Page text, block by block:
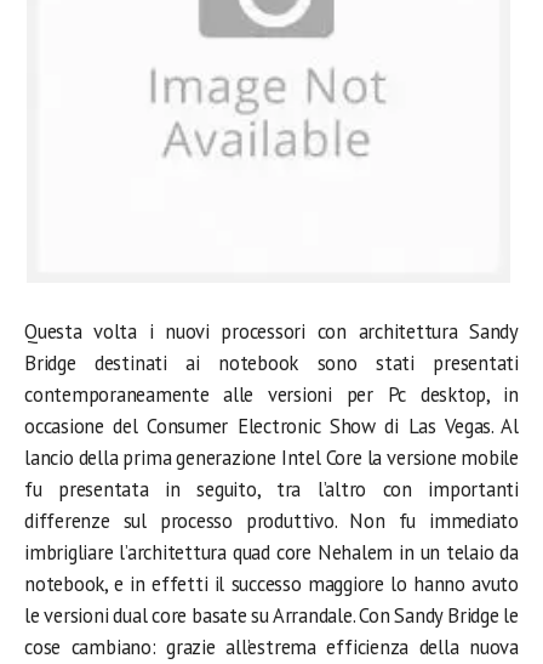
Questa volta i nuovi processori con architettura Sandy
Bridge destinati ai notebook sono stati presentati
contemporaneamente alle versioni per Pc desktop, in
occasione del Consumer Electronic Show di Las Vegas. Al
lancio della prima generazione Intel Core la versione mobile
fu presentata in seguito, tra l’altro con importanti
differenze sul processo produttivo. Non fu immediato
imbrigliare l’architettura quad core Nehalem in un telaio da
notebook, e in effetti il successo maggiore lo hanno avuto
le versioni dual core basate su Arrandale. Con Sandy Bridge le
cose cambiano: grazie all’estrema efficienza della nuova